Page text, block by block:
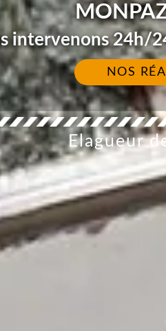
intervenons 24h/
NOS
Elagueur